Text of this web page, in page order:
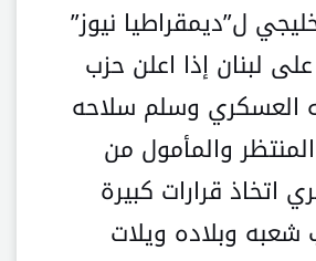
ل”ديمقراطيا نيوز”
لبنان إذا اعلن حزب
العسكري وسلم سلاحه
والمأمول من
اتخاذ قرارات كبيرة
وبلاده ويلات